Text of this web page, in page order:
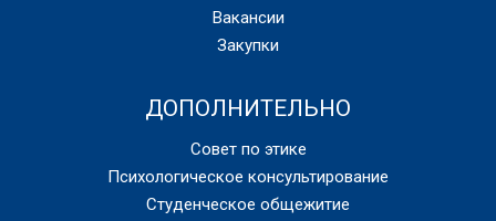
Вакансии
Закупки
ДОПОЛНИТЕЛЬНО
Совет по этике
Психологическое консультирование
Студенческое общежитие